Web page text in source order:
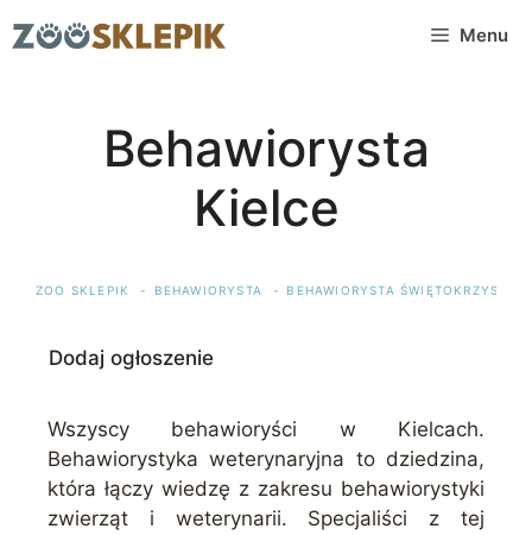
do
Menu
Behawiorysta
Kielce
ZOO SKLEPIK BEHAWIORYSTA BEHAWIORYSTA ŚWIĘTOKRZYSKIE
Dodaj ogłoszenie
Wszyscy behawioryści w Kielcach.
Behawiorystyka weterynaryjna to dziedzina,
która łączy wiedzę z zakresu behawiorystyki
zwierząt i weterynarii. Specjaliści z tej